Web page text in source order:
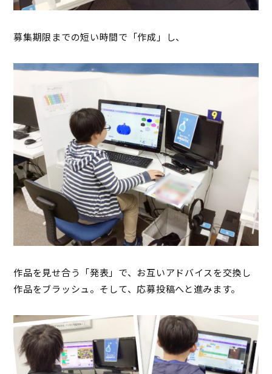
募集期限までの短い時間で「作成」し、
作品を見せ合う「発表」で、お互いアドバイスを交換し
作品をブラッシュ。そして、応募投稿へと進みます。